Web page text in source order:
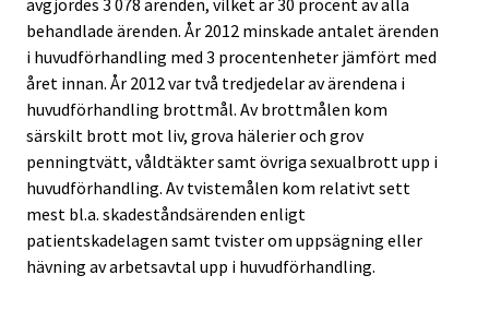
behandlade ärenden. År 2012 minskade antalet ärenden
i huvudförhandling med 3 procentenheter jämfört med
året innan. År 2012 var två tredjedelar av ärendena i
huvudförhandling brottmål. Av brottmålen kom
särskilt brott mot liv, grova hälerier och grov
penningtvätt, våldtäkter samt övriga sexualbrott upp i
huvudförhandling. Av tvistemålen kom relativt sett
mest bl.a. skadeståndsärenden enligt
patientskadelagen samt tvister om uppsägning eller
hävning av arbetsavtal upp i huvudförhandling.